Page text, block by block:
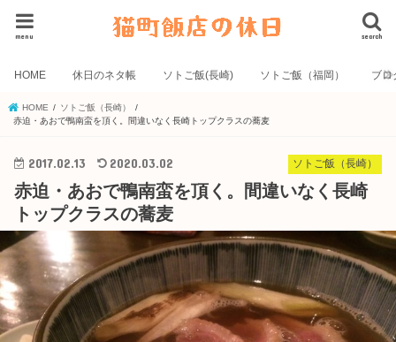
search
menu
HOME 休日のネタ帳 ソトご飯(長崎) ソトご飯（福岡） ブロ
HOME
ソトご飯（長崎）
赤迫・あおで鴨南蛮を頂く。間違いなく長崎トップクラスの蕎麦
ソトご飯（長崎）
2017.02.13 2020.03.02
赤迫・あおで鴨南蛮を頂く。間違いなく長崎
トップクラスの蕎麦